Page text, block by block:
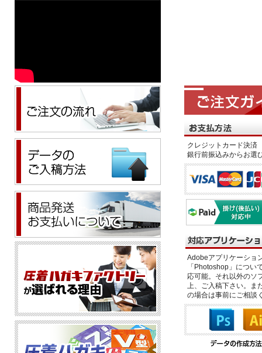
クレジットカード決
銀行前振込みからお選
Adobeアプリケーショ
「Photoshop」につい
応可能。それ以外のソ
上、ご入稿下さい。ま
の場合は事前にご相談